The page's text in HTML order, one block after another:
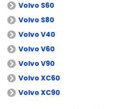
Volvo S60
Volvo S80
Volvo V40
Volvo V60
Volvo V90
Volvo XC60
Volvo XC90